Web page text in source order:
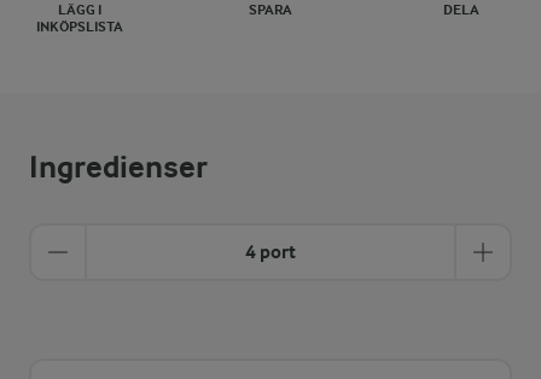
LÄGG I
INKÖPSLISTA
SPARA DELA
Ingredienser
4 port